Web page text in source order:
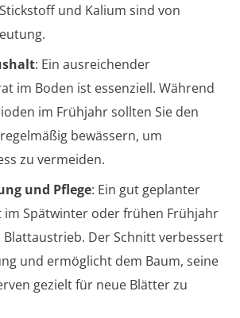
und Kalium sind von
: Ein ausreichender
im Boden ist essenziell. Während
im Frühjahr sollten Sie den
bewässern, um
zu vermeiden.
und Pflege: Ein gut geplanter
im Spätwinter oder frühen Frühjahr
Der Schnitt verbessert
und ermöglicht dem Baum, seine
gezielt für neue Blätter zu